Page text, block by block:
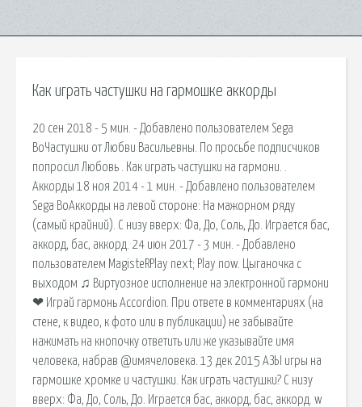
Как играть частушки на гармошке аккорды
20 сен 2018 - 5 мин. - Добавлено пользователем Sega
BoЧастушки от Любви Васильевны. По просьбе подписчиков
попросил Любовь . Как играть частушки на гармони. .
Аккорды 18 ноя 2014 - 1 мин. - Добавлено пользователем
Sega BoАккорды на левой стороне: На мажорном ряду
(самый крайний). С низу вверх: Фа, До, Соль, До. Играется бас,
аккорд, бас, аккорд. 24 июн 2017 - 3 мин. - Добавлено
пользователем MagisteRPlay next; Play now. Цыганочка с
выходом ♫ Виртуозное исполнение на электронной гармони
❤ Играй гармонь Accordion. При ответе в комментариях (на
стене, к видео, к фото или в публикации) не забывайте
нажимать на кнопочку ответить или же указывайте имя
человека, набрав @имячеловека. 13 дек 2015 АЗЫ игры на
гармошке хромке и частушки. Как играть частушки? С низу
вверх: Фа, До, Соль, До. Играется бас, аккорд, бас, аккорд. w